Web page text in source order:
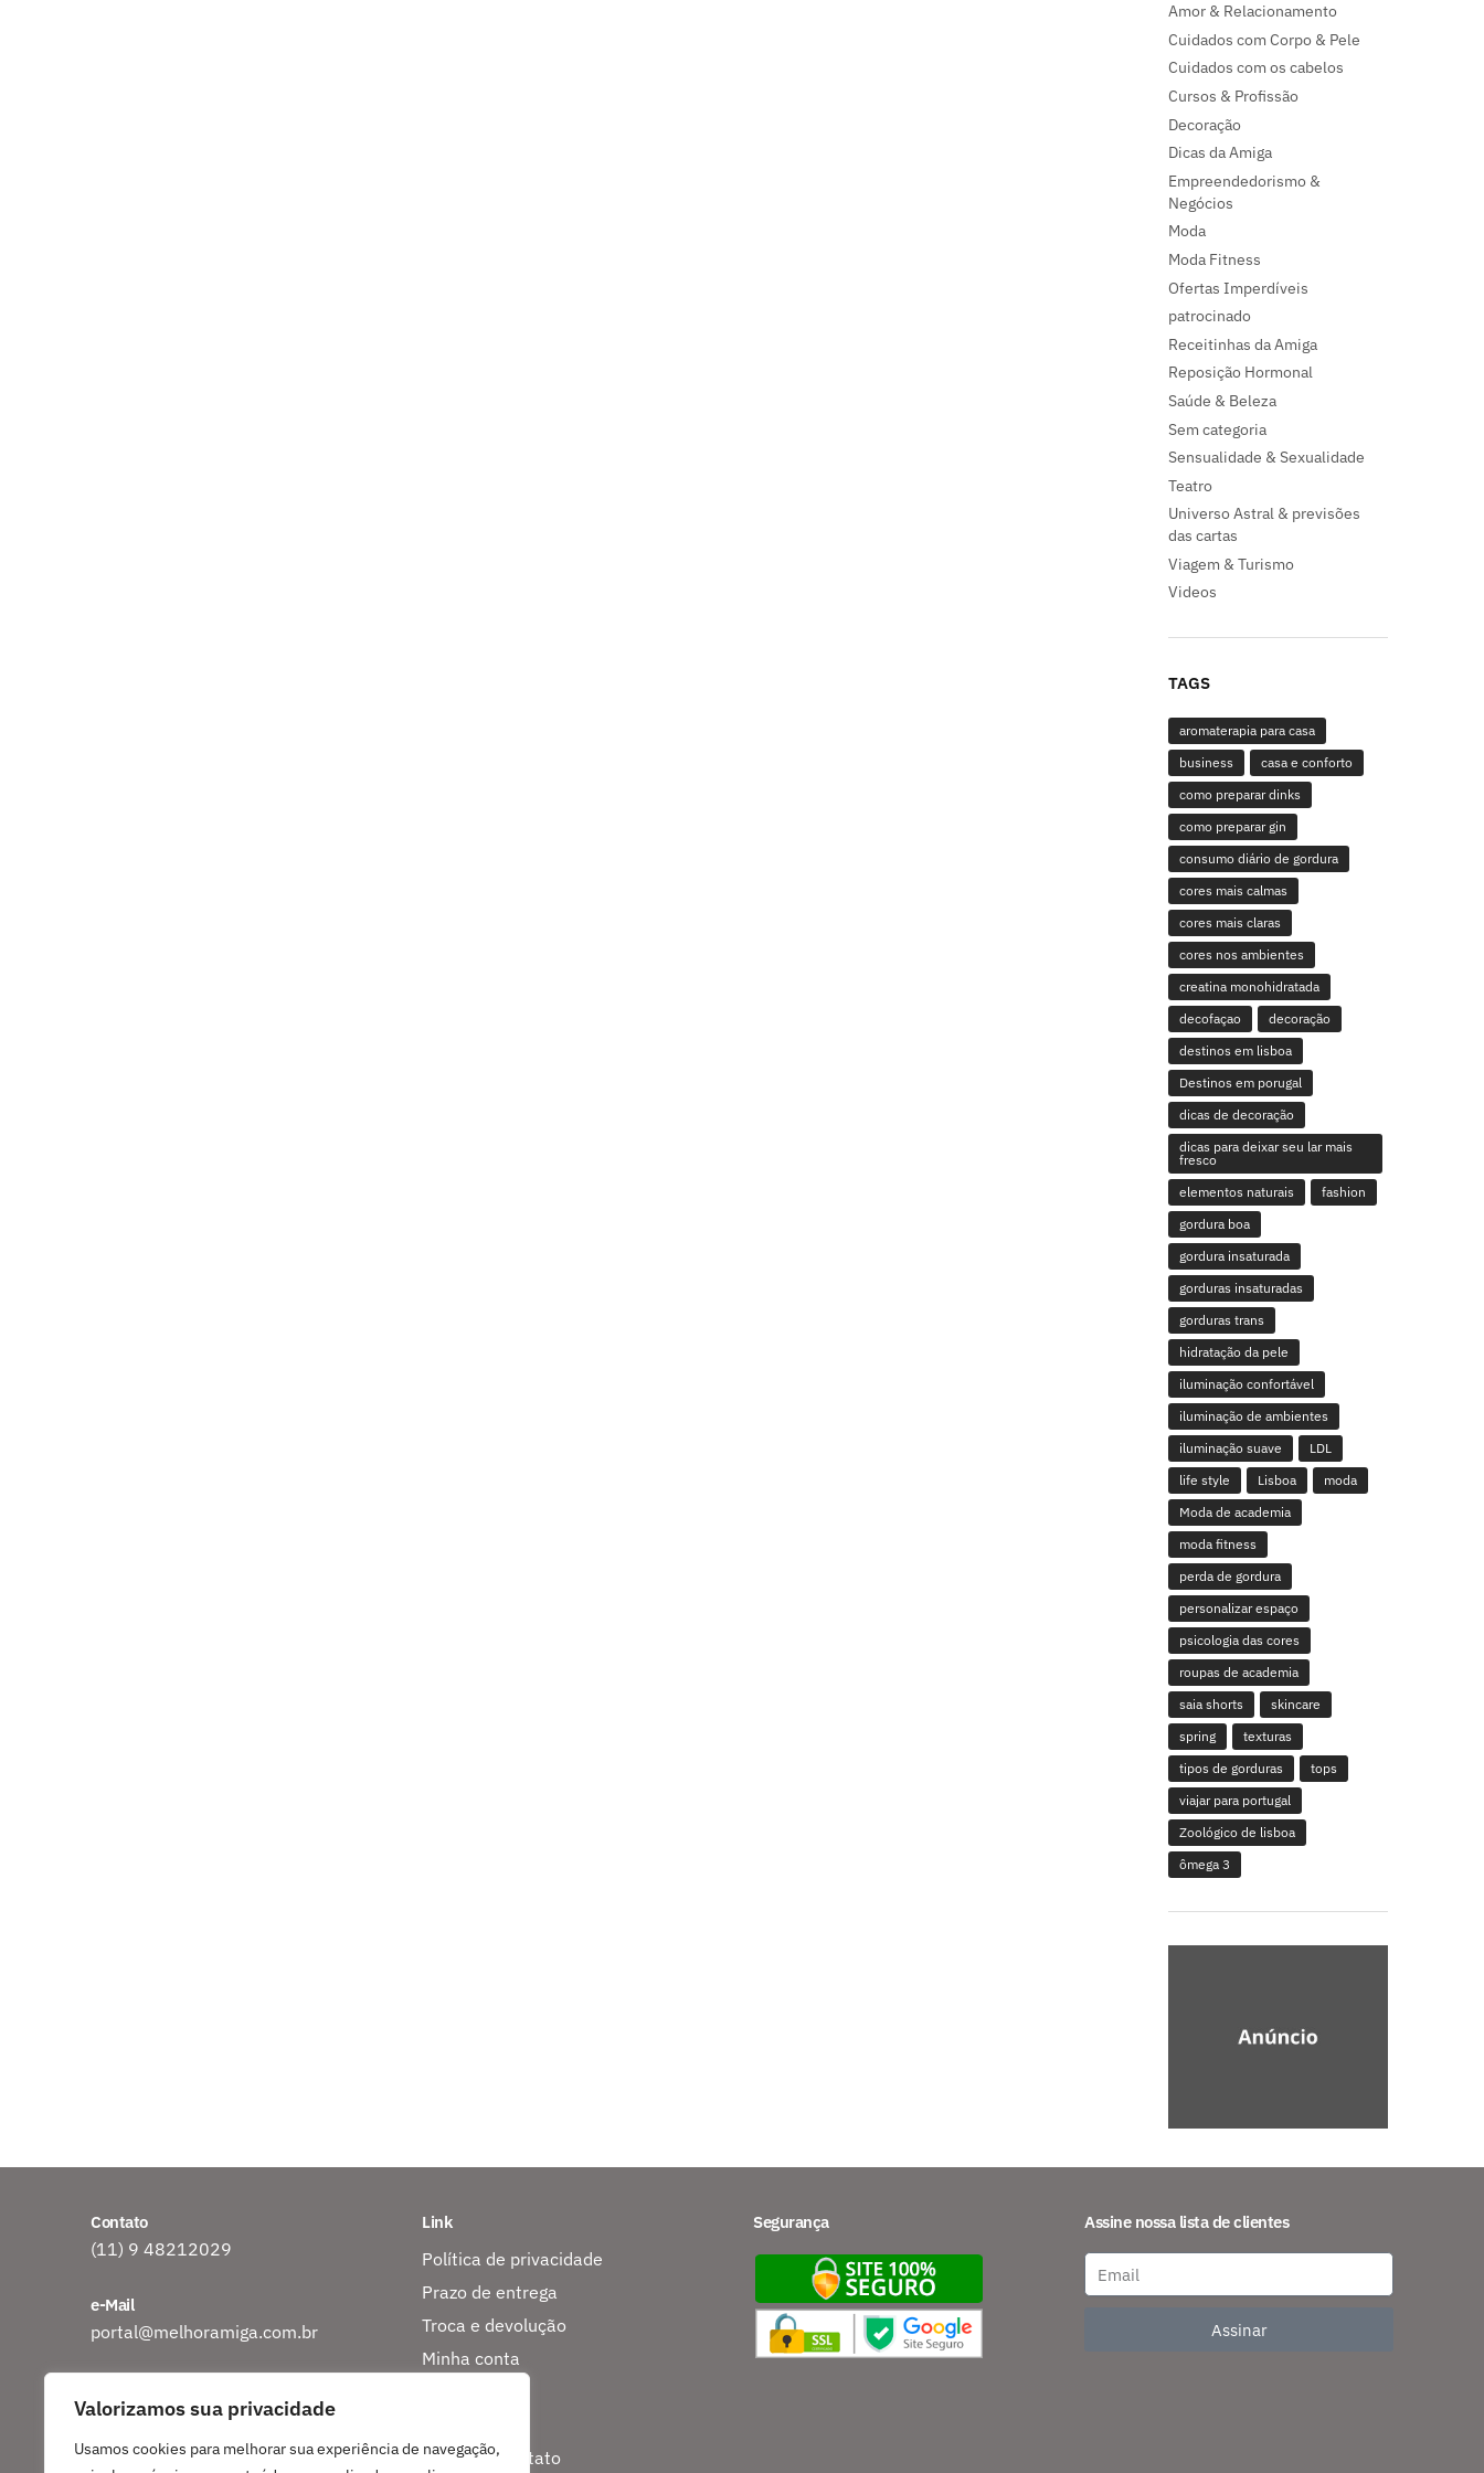
Valorizamos sua privacidade
Usamos cookies para melhorar sua experiência de navegação,
Amor & Relacionamento
Cuidados com Corpo & Pele
Cuidados com os cabelos
Cursos & Profissão
Decoração
Dicas da Amiga
Empreendedorismo &
Negócios
Moda
Moda Fitness
Ofertas Imperdíveis
patrocinado
Receitinhas da Amiga
Reposição Hormonal
Saúde & Beleza
Sem categoria
Sensualidade & Sexualidade
Teatro
Universo Astral & previsões
das cartas
Viagem & Turismo
Videos
TAGS
aromaterapia para casa
business
casa e conforto
como preparar dinks
como preparar gin
consumo diário de gordura
cores mais calmas
cores mais claras
cores nos ambientes
creatina monohidratada
decofaçao
decoração
destinos em lisboa
Destinos em porugal
dicas de decoração
dicas para deixar seu lar mais
fresco
elementos naturais
fashion
gordura boa
gordura insaturada
gorduras insaturadas
gorduras trans
hidratação da pele
iluminação confortável
iluminação de ambientes
iluminação suave
LDL
life style
Lisboa
moda
Moda de academia
moda fitness
perda de gordura
personalizar espaço
psicologia das cores
roupas de academia
saia shorts
skincare
spring
texturas
tipos de gorduras
tops
viajar para portugal
Zoológico de lisboa
ômega 3
Contato
(11) 9 48212029
e-Mail
portal@melhoramiga.com.br
CEP 06807-440
Link
Política de privacidade
Prazo de entrega
Troca e devolução
Minha conta
Entre em contato
Segurança Assine nossa lista de clientes
Assinar